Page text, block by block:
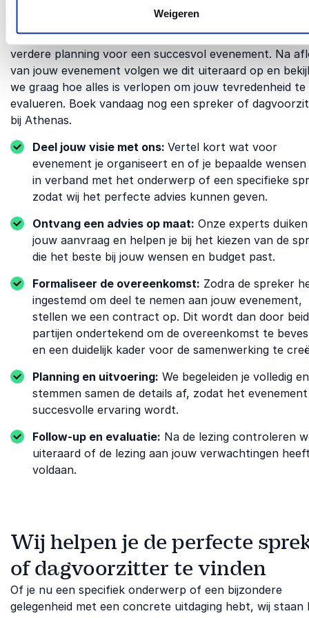
Weigeren
doelstellingen. Zodra we samen de details hebben
stellen we een contract op en werken we samen aan de
verdere planning voor een ​​succesvol evenement. Na
van jouw evenement volgen we dit uiteraard op en
we graag hoe alles is verlopen om jouw tevredenheid te
evalueren. Boek vandaag nog een spreker of
bij Athenas.
Deel jouw visie met ons: Vertel kort wat voor
evenement je organiseert en of je bepaalde
in verband met het onderwerp of een specifieke
zodat wij het perfecte advies kunnen geven.
Ontvang een advies op maat: Onze experts
jouw aanvraag en helpen je bij het kiezen van de
die het beste bij jouw wensen en budget past.
Formaliseer de overeenkomst: Zodra de spreker
ingestemd om deel te nemen aan jouw evenement,
stellen we een contract op. Dit wordt dan door
partijen ondertekend om de overeenkomst te
en een duidelijk kader voor de samenwerking te
Planning en uitvoering: We begeleiden je volledig en
stemmen samen de details af, zodat het
succesvolle ervaring wordt.
Follow-up en evaluatie: Na de lezing controleren
uiteraard of de lezing aan jouw verwachtingen
voldaan.
Wij helpen je de perfecte
of dagvoorzitter te vinden
Of je nu een specifiek onderwerp of een bijzondere
gelegenheid met een concrete uitdaging hebt, wij staan